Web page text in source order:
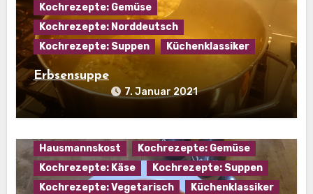
Kochrezepte: Gemüse
Kochrezepte: Norddeutsch
Kochrezepte: Suppen
Küchenklassiker
Erbsensuppe
7. Januar 2021
Hausmannskost
Kochrezepte: Gemüse
Kochrezepte: Käse
Kochrezepte: Suppen
Kochrezepte: Vegetarisch
Küchenklassiker